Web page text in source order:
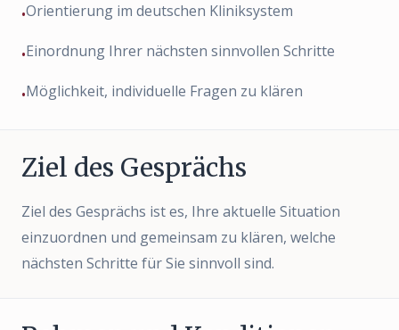
•Orientierung im deutschen Kliniksystem
•Einordnung Ihrer nächsten sinnvollen Schritte
•Möglichkeit, individuelle Fragen zu klären
Ziel des Gesprächs
Ziel des Gesprächs ist es, Ihre aktuelle Situation
einzuordnen und gemeinsam zu klären, welche
nächsten Schritte für Sie sinnvoll sind.